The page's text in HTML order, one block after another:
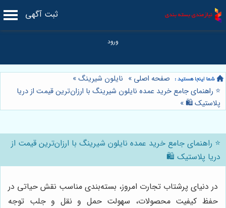
ثبت آگهی
صفحه اصلی » نایلون شیرینگ»
⭐️ راهنمای جامع خرید عمده نایلون شیرینگ با ارزان‌ترین قیمت از دریا
پلاستیک 🛍️»
⭐️ راهنمای جامع خرید عمده نایلون شیرینگ با ارزان‌ترین قیمت از
دریا پلاستیک 🛍️
در دنیای پرشتاب تجارت امروز، بسته‌بندی مناسب نقش حیاتی در
حفظ کیفیت محصولات، سهولت حمل و نقل و جلب توجه